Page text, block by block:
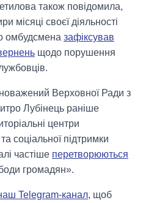
також повідомила,
місяці своєї діяльності
омбудсмена зафіксував
щодо порушення
Верховної Ради з
Лубінець раніше
центри
соціальної підтримки
частіше перетворюються
громадян».
Telegram-канал, щоб